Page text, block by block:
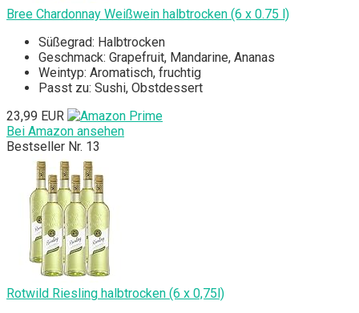
Bree Chardonnay Weißwein halbtrocken (6 x 0.75 l)
Süßegrad: Halbtrocken
Geschmack: Grapefruit, Mandarine, Ananas
Weintyp: Aromatisch, fruchtig
Passt zu: Sushi, Obstdessert
23,99 EUR
Bei Amazon ansehen
Bestseller Nr. 13
Rotwild Riesling halbtrocken (6 x 0,75l)